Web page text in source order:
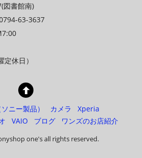
図書館南)
63-3637
定休日）
ニー製品） カメラ
Xperia
VAIO ブログ ワンズのお店紹介
one's all rights reserved.